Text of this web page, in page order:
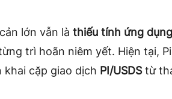
lớn vẫn là thiếu tính ứng
trì hoãn niêm yết. Hiện tại,
cặp giao dịch PI/USDStừ